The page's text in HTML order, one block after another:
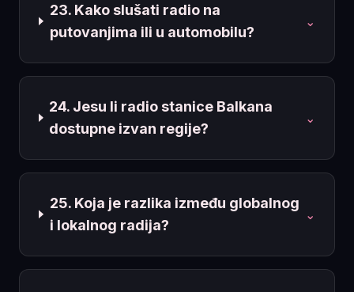
23. Kako slušati radio na
putovanjima ili u automobilu?
⌄
24. Jesu li radio stanice Balkana
dostupne izvan regije?
⌄
25. Koja je razlika između globalnog
i lokalnog radija?
⌄